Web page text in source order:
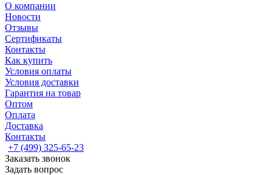
О компании
Новости
Отзывы
Сертификаты
Контакты
Как купить
Условия оплаты
Условия доставки
Гарантия на товар
Оптом
Оплата
Доставка
Контакты
+7 (499) 325-65-23
Заказать звонок
Задать вопрос